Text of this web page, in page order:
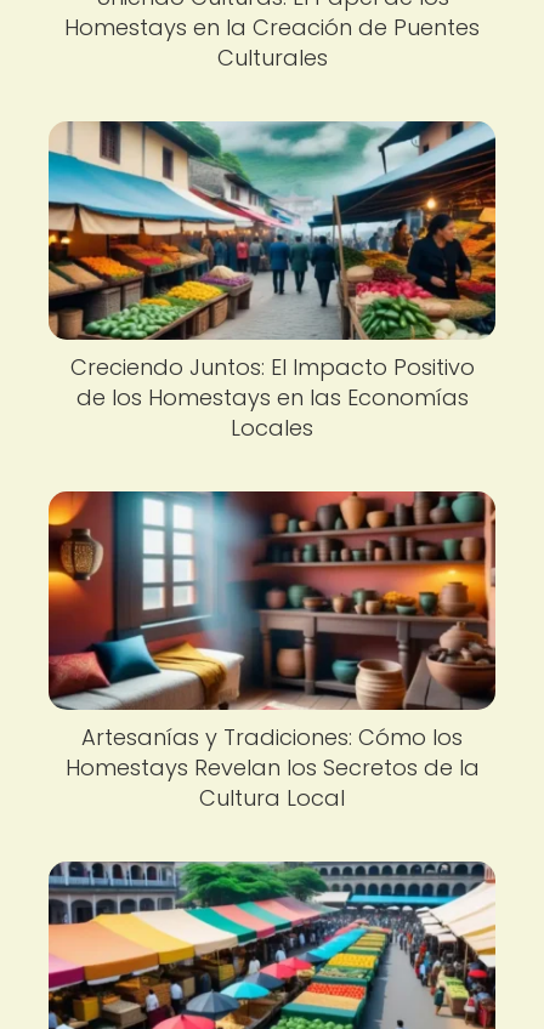
Homestays en la Creación de Puentes
Culturales
Creciendo Juntos: El Impacto Positivo
de los Homestays en las Economías
Locales
Artesanías y Tradiciones: Cómo los
Homestays Revelan los Secretos de la
Cultura Local